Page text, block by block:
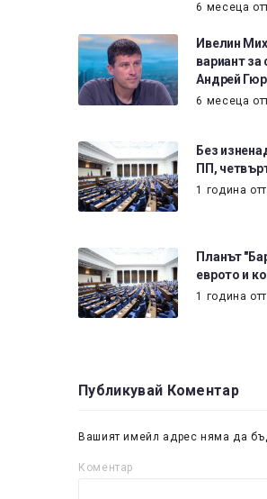
6 месеца
Ивелин
вариант
Андрей
6 месеца
Без
ПП,
1 година
Планът
еврото и
1 година
Публикувай Коментар
Вашият имейл адрес няма да
Коментар